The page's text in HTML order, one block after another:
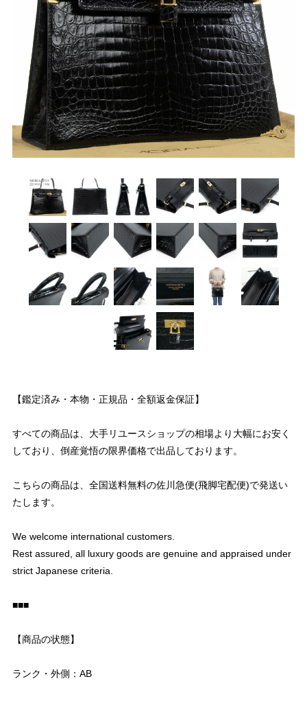
【鑑定済み・本物・正規品・全額返金保証】
すべての商品は、大手リユースショップの相場より大幅にお安く
しており、倒産覚悟の限界価格で出品しております。
こちらの商品は、全国送料無料の佐川急便(飛脚宅配便)で発送い
たします。
We welcome international customers.
Rest assured, all luxury goods are genuine and appraised under
strict Japanese criteria.
■■■
【商品の状態】
ランク・外側：AB